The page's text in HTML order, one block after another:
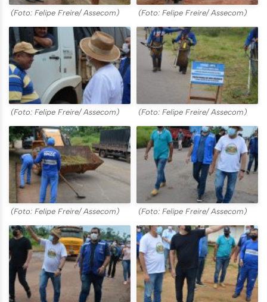
(Foto: Felipe Freire/ Assecom) (Foto: Felipe Freire/ Assecom)
(Foto: Felipe Freire/ Assecom) (Foto: Felipe Freire/ Assecom)
(Foto: Felipe Freire/ Assecom) (Foto: Felipe Freire/ Assecom)